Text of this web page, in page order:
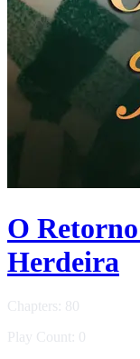
O
Herdeira
Chapters: 80
Play Count: 0